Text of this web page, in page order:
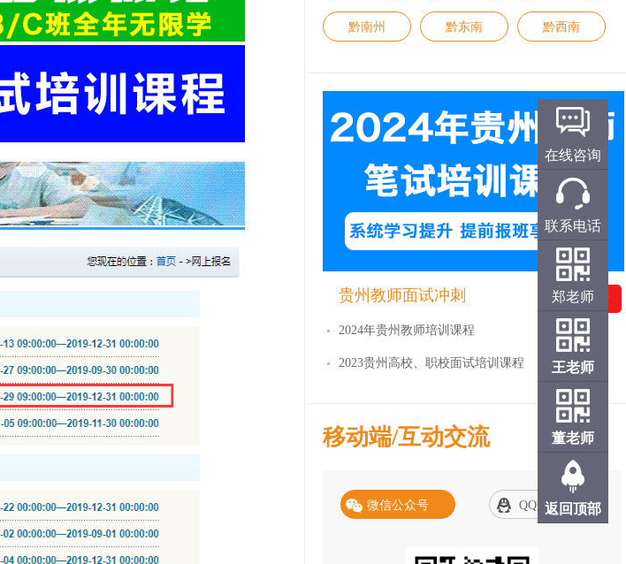
黔南州 黔东南 黔西南
贵州教师面试冲刺 免费试听
2024年贵州教师培训课程
2023贵州高校、职校面试培训课程
移动端/互动交流
微信公众号 QQ交流群
在线咨询
联系电话
郑老师
王老师
董老师
返回顶部